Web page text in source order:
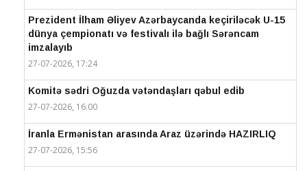
Prezident İlham Əliyev Azərbaycanda keçiriləcək U-15
dünya çempionatı və festivalı ilə bağlı Sərəncam
imzalayıb
27-07-2026, 17:24
Komitə sədri Oğuzda vətəndaşları qəbul edib
27-07-2026, 16:00
İranla Ermənistan arasında Araz üzərində HAZIRLIQ
27-07-2026, 15:56